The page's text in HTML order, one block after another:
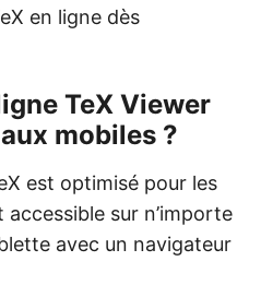
en ligne dès
TeX Viewer
mobiles ?
est optimisé pour les
sur n’importe
avec un navigateur